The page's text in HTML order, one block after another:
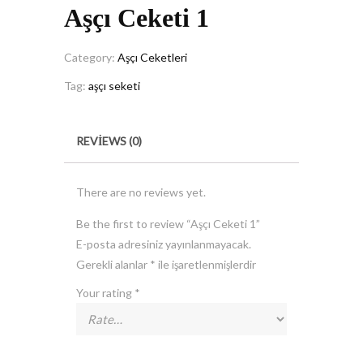
Aşçı Ceketi 1
Category: Aşçı Ceketleri
Tag: aşçı seketi
REVIEWS (0)
There are no reviews yet.
Be the first to review “Aşçı Ceketi 1”
E-posta adresiniz yayınlanmayacak.
Gerekli alanlar * ile işaretlenmişlerdir
Your rating *